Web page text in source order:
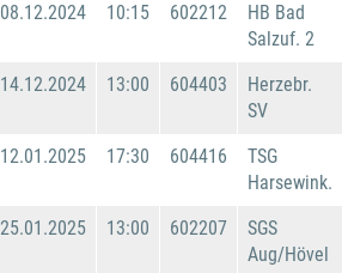
08.12.2024 10:15 602212
HB Bad
Salzuf. 2
14.12.2024 13:00 604403
Herzebr.
SV
12.01.2025 17:30 604416
TSG
Harsewink.
25.01.2025 13:00 602207
SGS
Aug/Hövel